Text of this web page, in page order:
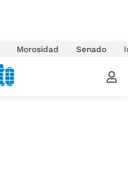
Morosidad Senado